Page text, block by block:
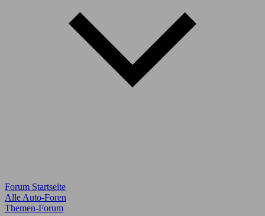
Forum Startseite
Alle Auto-Foren
Themen-Forum